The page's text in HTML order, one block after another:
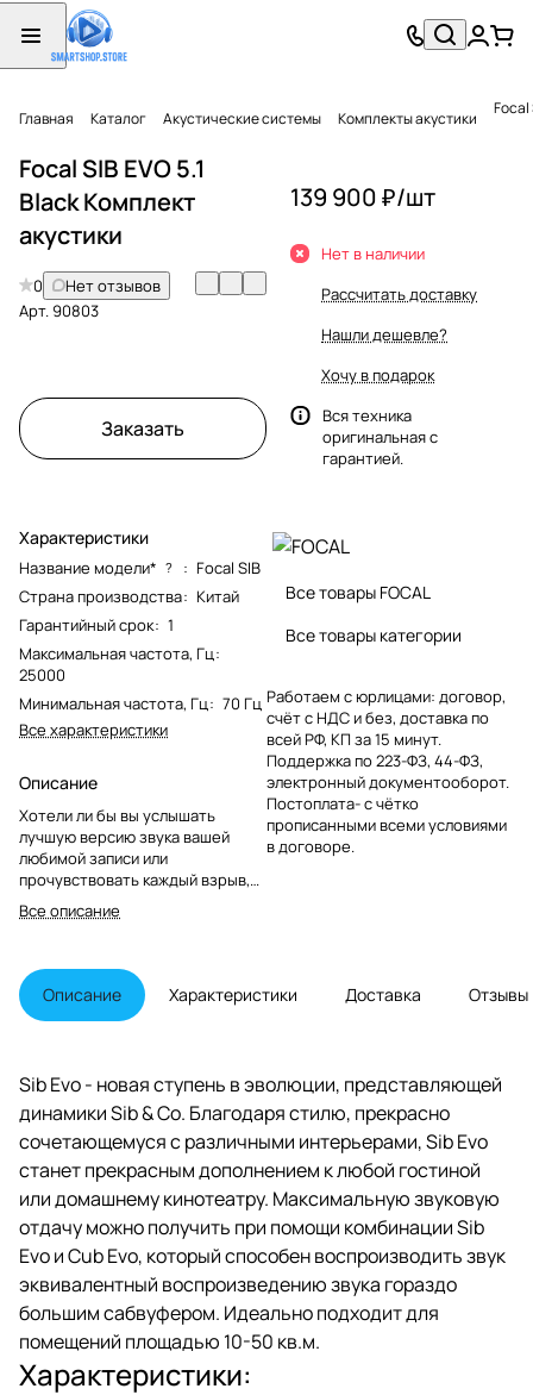
Главная Каталог Акустические системы Комплекты акустики Focal
Focal SIB EVO 5.1
Black Комплект
акустики
0
Нет отзывов
Арт.90803
Заказать
Характеристики
Название модели* ? : Focal SIB
Страна производства: Китай
Гарантийный срок: 1
Максимальная частота, Гц:
25000
Минимальная частота, Гц: 70 Гц
Все характеристики
Описание
Хотели ли бы вы услышать
лучшую версию звука вашей
любимой записи или
прочувствовать каждый взрыв,
смотря любимый фильм -
система Sib Evo 5.1 pack
случае. Небольшой сателлитный
динамик обладает серьезной
мощностью, наполняющей
ясностью и превосходной
точностью.
Все описание
139 900 ₽/шт
Нет в наличии
Рассчитать доставку
Нашли дешевле?
Хочу в подарок
Вся техника
оригинальная с
гарантией.
Все товары FOCAL
Все товары категории
Работаем с юрлицами: договор,
счёт с НДС и без, доставка по
всей РФ, КП за 15 минут.
Поддержка по 223-ФЗ, 44-ФЗ,
электронный документооборот.
Постоплата- с чётко
прописанными всеми условиями
в договоре.
Описание Характеристики Доставка Отзывы
Sib Evo - новая ступень в эволюции, представляющей
динамики Sib & Co. Благодаря стилю, прекрасно
сочетающемуся с различными интерьерами, Sib Evo
станет прекрасным дополнением к любой гостиной
или домашнему кинотеатру. Максимальную звуковую
отдачу можно получить при помощи комбинации Sib
Evo и Cub Evo, который способен воспроизводить звук
эквивалентный воспроизведению звука гораздо
большим сабвуфером. Идеально подходит для
помещений площадью 10-50 кв.м.
Характеристики: